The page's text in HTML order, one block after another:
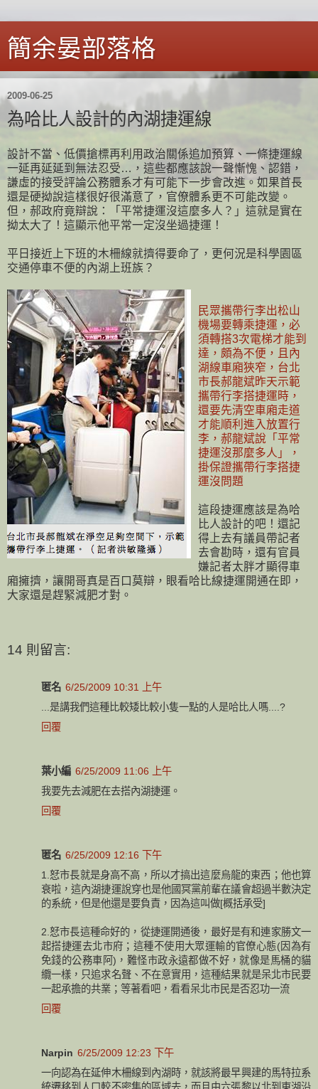
簡余晏部落格
2009-06-25
為哈比人設計的內湖捷運線
設計不當、低價搶標再利用政治關係追加預算、一條捷運線
一延再延延到無法忍受…，這些都應該說一聲慚愧、認錯，
謙虛的接受評論公務體系才有可能下一步會改進。如果首長
還是硬拗說這樣很好很滿意了，官僚體系更不可能改變。
但，郝政府竟辯說：「平常捷運沒這麼多人？」這就是實在
拗太大了！這顯示他平常一定沒坐過捷運！
平日接近上下班的木柵線就擠得要命了，更何況是科學園區
交通停車不便的內湖上班族？
民眾攜帶行李出松山
機場要轉乘捷運，必
須轉搭3次電梯才能到
達，頗為不便，且內
湖線車廂狹窄，台北
市長郝龍斌昨天示範
攜帶行李搭捷運時，
還要先清空車廂走道
才能順利進入放置行
李，郝龍斌說「平常
捷運沒那麼多人」，
掛保證攜帶行李搭捷
運沒問題
這段捷運應該是為哈
比人設計的吧！還記
得上去有議員帶記者
去會勘時，還有官員
嫌記者太胖才顯得車
廂擁擠，讓開哥真是百口莫辯，眼看哈比線捷運開通在即，
大家還是趕緊減肥才對。
14 則留言:
匿名 6/25/2009 10:31 上午
...是講我們這種比較矮比較小隻一點的人是哈比人嗎....?
回覆
葉小編 6/25/2009 11:06 上午
我要先去減肥在去搭內湖捷運。
回覆
匿名 6/25/2009 12:16 下午
1.恏市長就是身高不高，所以才搞出這麼烏龍的東西；他也算
衰啦，這內湖捷運說穿也是他國冥黨前輩在議會超過半數決定
的系統，但是他還是要負責，因為這叫做[概括承受]
2.恏市長這種命好的，從捷運開通後，最好是有和連家勝文一
起搭捷運去北市府；這種不使用大眾運輸的官僚心態(因為有
免錢的公務車阿)，難怪市政永遠都做不好，就像是馬桶的貓
纜一樣，只追求名聲、不在意實用，這種結果就是呆北市民要
一起承擔的共業；等著看吧，看看呆北市民是否忍功一流
回覆
Narpin 6/25/2009 12:23 下午
一向認為在延伸木柵線到內湖時，就該將最早興建的馬特拉系